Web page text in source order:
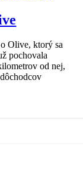
Olive, ktorý sa
pochovala
od nej,